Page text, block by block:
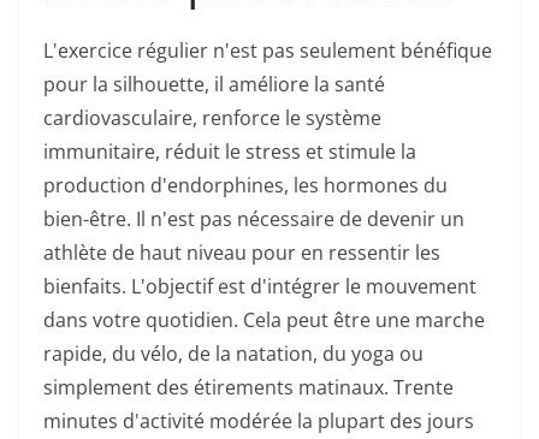
L'exercice régulier n'est pas seulement bénéfique
pour la silhouette, il améliore la santé
cardiovasculaire, renforce le système
immunitaire, réduit le stress et stimule la
production d'endorphines, les hormones du
bien-être. Il n'est pas nécessaire de devenir un
athlète de haut niveau pour en ressentir les
bienfaits. L'objectif est d'intégrer le mouvement
dans votre quotidien. Cela peut être une marche
rapide, du vélo, de la natation, du yoga ou
simplement des étirements matinaux. Trente
minutes d'activité modérée la plupart des jours